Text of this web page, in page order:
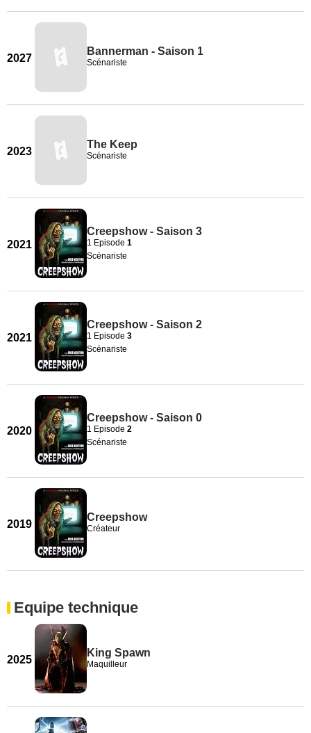
2027
Bannerman - Saison 1
Scénariste
2023
The Keep
Scénariste
2021
Creepshow - Saison 3
1 Episode 1
Scénariste
2021
Creepshow - Saison 2
1 Episode 3
Scénariste
2020
Creepshow - Saison 0
1 Episode 2
Scénariste
2019
Creepshow
Créateur
Equipe technique
2025
King Spawn
Maquilleur